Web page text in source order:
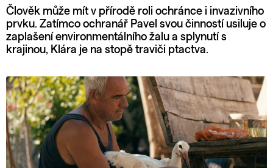
Člověk může mít v přírodě roli ochránce i invazivního
prvku. Zatímco ochranář Pavel svou činností usiluje o
zaplašení environmentálního žalu a splynutí s
krajinou, Klára je na stopě traviči ptactva.